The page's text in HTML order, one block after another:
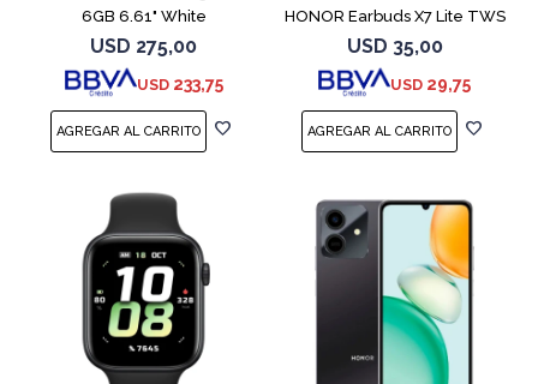
6GB 6.61" White
USD 275,00
USD 233,75
HONOR Earbuds X7 Lite TWS
White
USD 35,00
USD 29,75
COMPARAR